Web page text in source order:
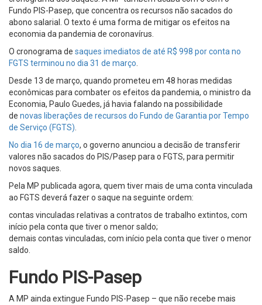
Fundo PIS-Pasep, que concentra os recursos não sacados do
abono salarial. O texto é uma forma de mitigar os efeitos na
economia da pandemia de coronavírus.
O cronograma de saques imediatos de até R$ 998 por conta no
FGTS terminou no dia 31 de março
Desde 13 de março, quando prometeu em 48 horas medidas
econômicas para combater os efeitos da pandemia, o ministro da
Economia, Paulo Guedes, já havia falando na possibilidade
de novas liberações de recursos do Fundo de Garantia por Tempo
de Serviço (FGTS)
No dia 16 de março, o governo anunciou a decisão de transferir
valores não sacados do PIS/Pasep para o FGTS, para permitir
novos saques.
Pela MP publicada agora, quem tiver mais de uma conta vinculada
ao FGTS deverá fazer o saque na seguinte ordem:
contas vinculadas relativas a contratos de trabalho extintos, com
início pela conta que tiver o menor saldo;
demais contas vinculadas, com início pela conta que tiver o menor
saldo.
Fundo PIS-Pasep
A MP ainda extingue Fundo PIS-Pasep – que não recebe mais